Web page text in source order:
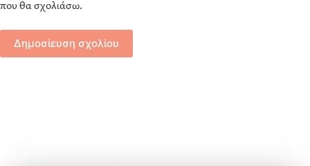
που θα σχολιάσω.
Δημοσίευση σχολίου